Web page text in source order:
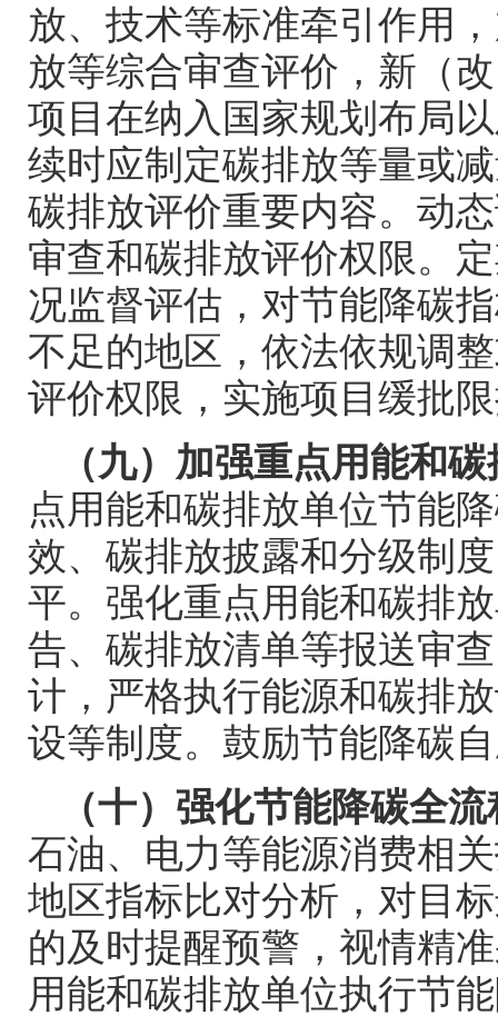
放、技术等标准牵引作用
放等综合审查评价，新（
项目在纳入国家规划布局
续时应制定碳排放等量或
碳排放评价重要内容。动
审查和碳排放评价权限。
况监督评估，对节能降碳
不足的地区，依法依规调
评价权限，实施项目缓批
（九）加强重点用能和
点用能和碳排放单位节能
效、碳排放披露和分级制
平。强化重点用能和碳排
告、碳排放清单等报送审
计，严格执行能源和碳排
设等制度。鼓励节能降碳
（十）强化节能降碳全
石油、电力等能源消费相
地区指标比对分析，对目
的及时提醒预警，视情精
用能和碳排放单位执行节